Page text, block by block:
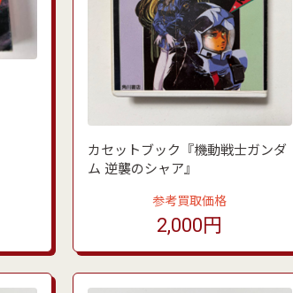
カセットブック『機動戦士ガンダ
ム 逆襲のシャア』
参考買取価格
2,000円